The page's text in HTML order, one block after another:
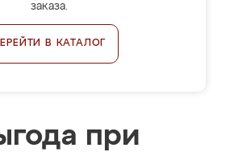
заказа.
В КАТАЛОГ
при